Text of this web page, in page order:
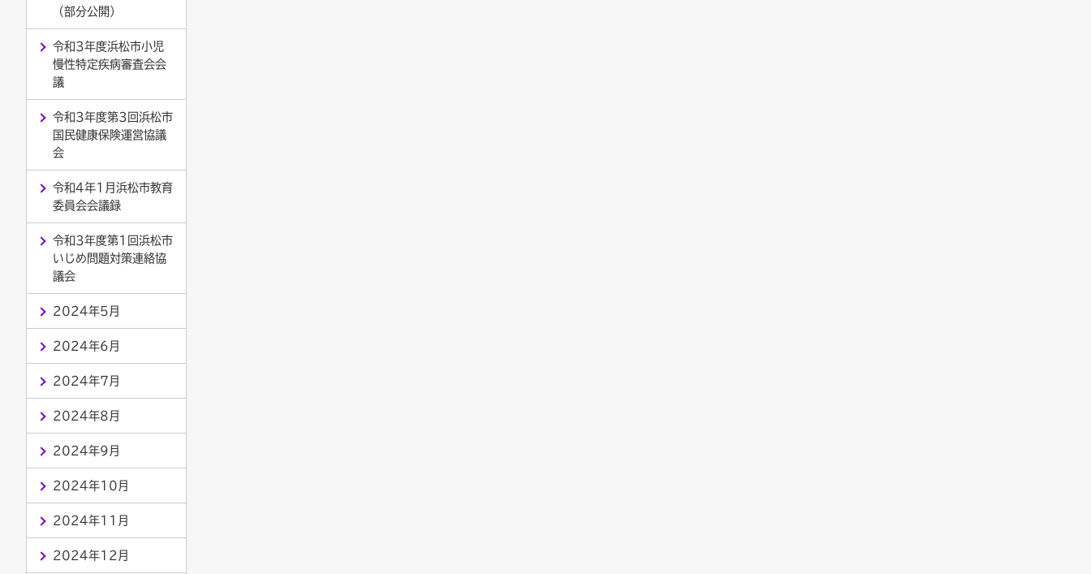
（部分公開）
令和3年度浜松市小児
慢性特定疾病審査会会
議
令和3年度第3回浜松市
国民健康保険運営協議
会
令和4年1月浜松市教育
委員会会議録
令和3年度第1回浜松市
いじめ問題対策連絡協
議会
2024年5月
2024年6月
2024年7月
2024年8月
2024年9月
2024年10月
2024年11月
2024年12月